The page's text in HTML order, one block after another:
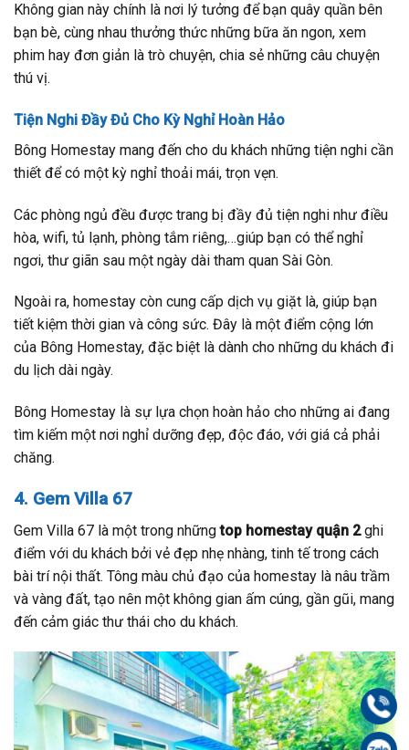
Không gian này chính là nơi lý tưởng để bạn quây quần bên
bạn bè, cùng nhau thưởng thức những bữa ăn ngon, xem
phim hay đơn giản là trò chuyện, chia sẻ những câu chuyện
thú vị.
Tiện Nghi Đầy Đủ Cho Kỳ Nghỉ Hoàn Hảo
Bông Homestay mang đến cho du khách những tiện nghi cần
thiết để có một kỳ nghỉ thoải mái, trọn vẹn.
Các phòng ngủ đều được trang bị đầy đủ tiện nghi như điều
hòa, wifi, tủ lạnh, phòng tắm riêng,…giúp bạn có thể nghỉ
ngơi, thư giãn sau một ngày dài tham quan Sài Gòn.
Ngoài ra, homestay còn cung cấp dịch vụ giặt là, giúp bạn
tiết kiệm thời gian và công sức. Đây là một điểm cộng lớn
của Bông Homestay, đặc biệt là dành cho những du khách đi
du lịch dài ngày.
Bông Homestay là sự lựa chọn hoàn hảo cho những ai đang
tìm kiếm một nơi nghỉ dưỡng đẹp, độc đáo, với giá cả phải
chăng.
4. Gem Villa 67
Gem Villa 67 là một trong nhữngtop homestay quận 2ghi
điểm với du khách bởi vẻ đẹp nhẹ nhàng, tinh tế trong cách
bài trí nội thất. Tông màu chủ đạo của homestay là nâu trầm
và vàng đất, tạo nên một không gian ấm cúng, gần gũi, mang
đến cảm giác thư thái cho du khách.